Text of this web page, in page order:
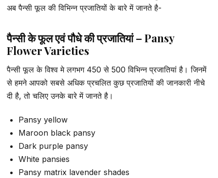
अब पैन्सी फूल की विभिन्न प्रजातियों के बारे में जानते है-
पैन्सी के फूल एवं पौधे की प्रजातियां – Pansy
Flower Varieties
पैन्सी फूल के विश्व मे लगभग 450 से 500 विभिन्न प्रजातियां है। जिनमें
से हमने आपको सबसे अधिक प्रचलित कुछ प्रजातियों की जानकारी नीचे
दी है, तो चलिए उनके बारे में जानते है।
Pansy yellow
Maroon black pansy
Dark purple pansy
White pansies
Pansy matrix lavender shades